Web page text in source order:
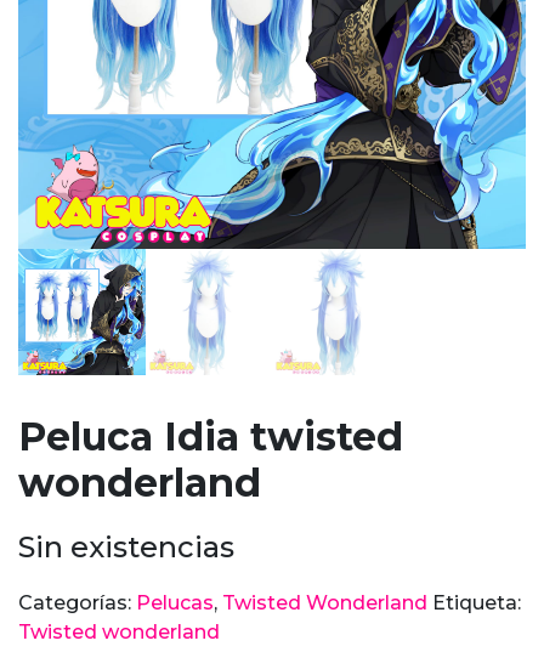
Peluca Idia twisted
wonderland
Sin existencias
Categorías: Pelucas, Twisted Wonderland Etiqueta:
Twisted wonderland